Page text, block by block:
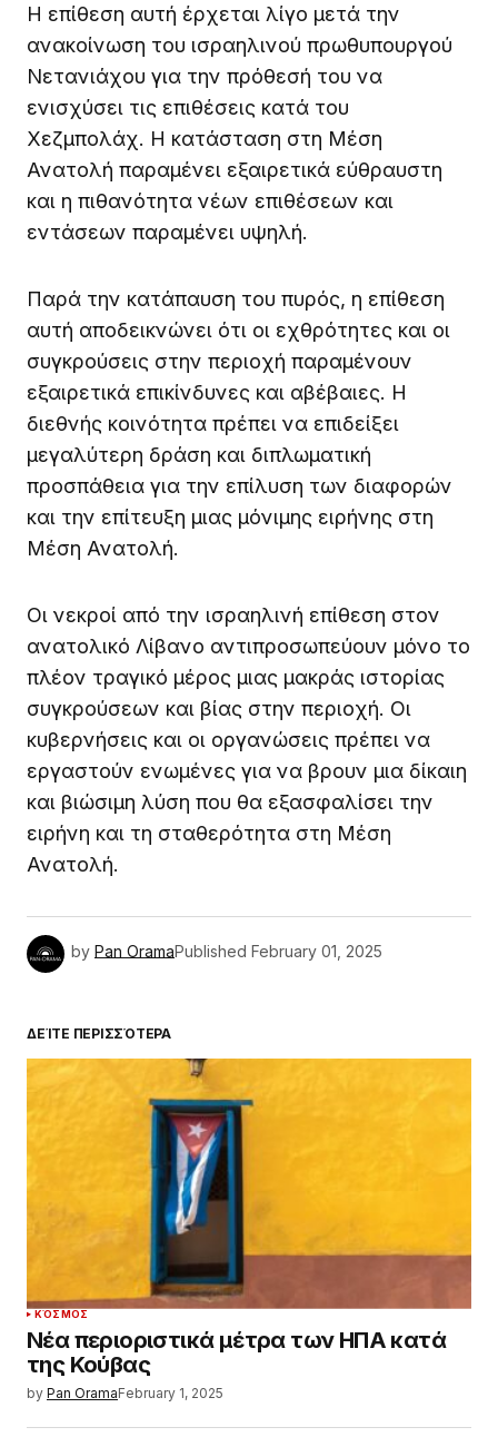
Η επίθεση αυτή έρχεται λίγο μετά την
ανακοίνωση του ισραηλινού πρωθυπουργού
Νετανιάχου για την πρόθεσή του να
ενισχύσει τις επιθέσεις κατά του
Χεζμπολάχ. Η κατάσταση στη Μέση
Ανατολή παραμένει εξαιρετικά εύθραυστη
και η πιθανότητα νέων επιθέσεων και
εντάσεων παραμένει υψηλή.
Παρά την κατάπαυση του πυρός, η επίθεση
αυτή αποδεικνώνει ότι οι εχθρότητες και οι
συγκρούσεις στην περιοχή παραμένουν
εξαιρετικά επικίνδυνες και αβέβαιες. Η
διεθνής κοινότητα πρέπει να επιδείξει
μεγαλύτερη δράση και διπλωματική
προσπάθεια για την επίλυση των διαφορών
και την επίτευξη μιας μόνιμης ειρήνης στη
Μέση Ανατολή.
Οι νεκροί από την ισραηλινή επίθεση στον
ανατολικό Λίβανο αντιπροσωπεύουν μόνο το
πλέον τραγικό μέρος μιας μακράς ιστορίας
συγκρούσεων και βίας στην περιοχή. Οι
κυβερνήσεις και οι οργανώσεις πρέπει να
εργαστούν ενωμένες για να βρουν μια δίκαιη
και βιώσιμη λύση που θα εξασφαλίσει την
ειρήνη και τη σταθερότητα στη Μέση
Ανατολή.
by Pan OramaPublished February 01, 2025
ΔΕΊΤΕ ΠΕΡΙΣΣΌΤΕΡΑ
ΚΌΣΜΟΣ
Νέα περιοριστικά μέτρα των ΗΠΑ κατά
της Κούβας
by Pan OramaFebruary 1, 2025